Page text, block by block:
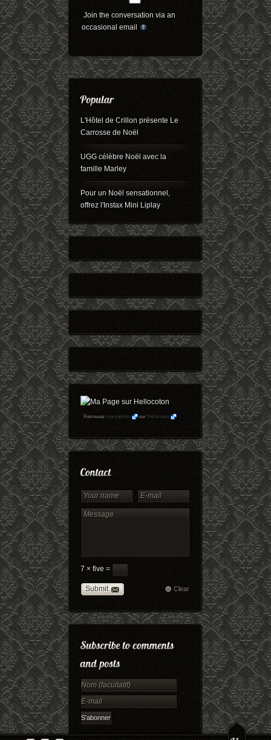
Join the conversation via an
occasional email
L'Hôtel de Crillon présente Le
Carrosse de Noël
UGG célèbre Noël avec la
famille Marley
Pour un Noël sensationnel,
offrez l'Instax Mini Liplay
Retrouvezmaryophoto surHellocoton
7 × five =
Submit Clear